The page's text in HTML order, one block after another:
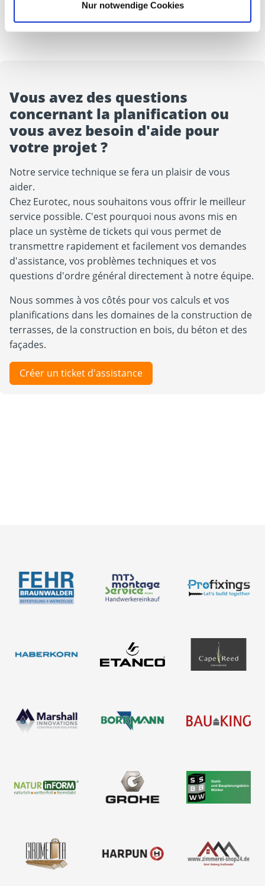
Nur notwendige Cookies
Vous avez des questions
concernant la planification ou
vous avez besoin d'aide pour
votre projet ?
Notre service technique se fera un plaisir de vous
aider.
Chez Eurotec, nous souhaitons vous offrir le meilleur
service possible. C'est pourquoi nous avons mis en
place un système de tickets qui vous permet de
transmettre rapidement et facilement vos demandes
d'assistance, vos problèmes techniques et vos
questions d'ordre général directement à notre équipe.
Nous sommes à vos côtés pour vos calculs et vos
planifications dans les domaines de la construction de
terrasses, de la construction en bois, du béton et des
façades.
Créer un ticket d'assistance